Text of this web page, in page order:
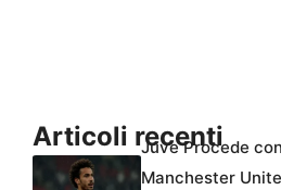
Articoli recenti
Juve Procede
Manchester